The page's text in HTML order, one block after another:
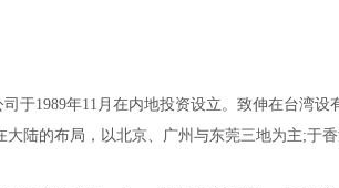
1989年11月在内地投资设立。致伸在台湾设
陆的布局，以北京、广州与东莞三地为主;于